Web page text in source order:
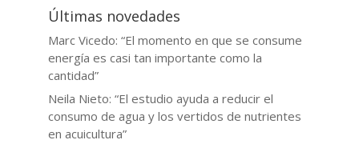
Últimas novedades
Marc Vicedo: “El momento en que se consume
energía es casi tan importante como la
cantidad”
Neila Nieto: “El estudio ayuda a reducir el
consumo de agua y los vertidos de nutrientes
en acuicultura”